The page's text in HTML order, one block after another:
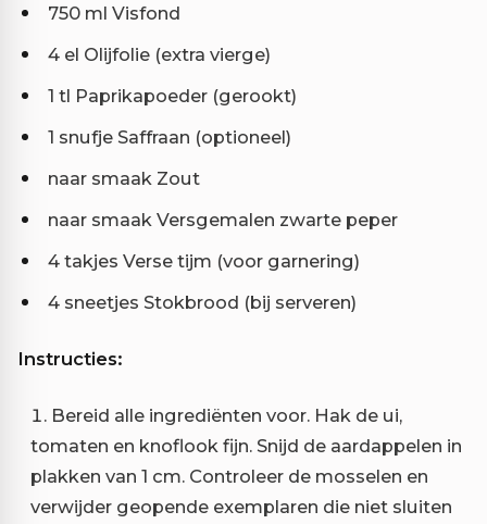
750 ml Visfond
4 el Olijfolie (extra vierge)
1 tl Paprikapoeder (gerookt)
1 snufje Saffraan (optioneel)
naar smaak Zout
naar smaak Versgemalen zwarte peper
4 takjes Verse tijm (voor garnering)
4 sneetjes Stokbrood (bij serveren)
Instructies:
Bereid alle ingrediënten voor. Hak de ui,
tomaten en knoflook fijn. Snijd de aardappelen in
plakken van 1 cm. Controleer de mosselen en
verwijder geopende exemplaren die niet sluiten